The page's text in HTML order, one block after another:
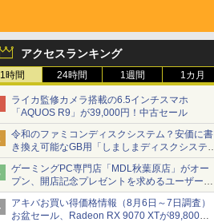
アクセスランキング
1時間 24時間 1週間 1カ月
ライカ監修カメラ搭載の6.5インチスマホ
「AQUOS R9」が39,000円！中古セール
令和のファミコンディスクシステム？安価に書
き換え可能なGB用「しましまディスクシステ
ム」
ゲーミングPC専門店「MDL秋葉原店」がオー
プン、開店記念プレゼントを求めるユーザーが
押し寄せ長蛇の列に
アキバお買い得価格情報（8月6日～7日調査）
お盆セール、Radeon RX 9070 XTが89,800